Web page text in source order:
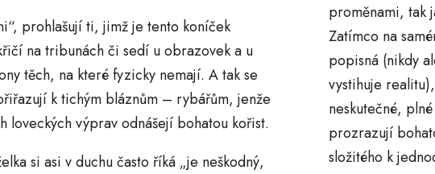
prohlašují ti, jimž je tento koníček
na tribunách či sedí u obrazovek a u
těch, na které fyzicky nemají. A tak se
k tichým bláznům – rybářům, jenže
loveckých výprav odnášejí bohatou kořist.
si asi v duchu často říká „je neškodný,
proměnami, tak
Zatímco na
popisná (nikdy
vystihuje
neskutečné,
prozrazují
složitého k